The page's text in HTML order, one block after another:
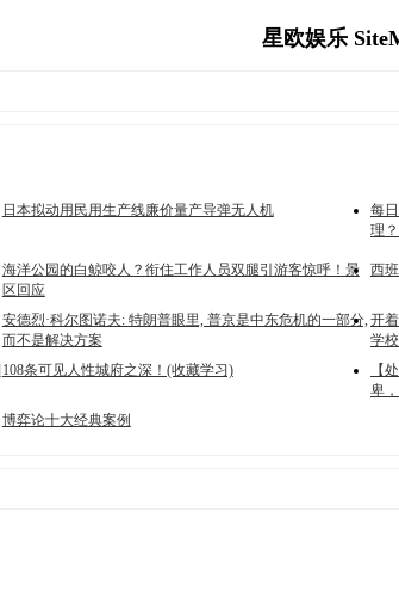
星欧娱乐
日本拟动用民用生产线廉价量产导弹无人机
每
理？
海洋公园的白鲸咬人？衔住工作人员双腿引游客惊呼！景
区回应
西
安德烈·科尔图诺夫: 特朗普眼里, 普京是中东危机的一部分,
而不是解决方案
开
学
108条可见人性城府之深！(收藏学习)
【
卑
博弈论十大经典案例